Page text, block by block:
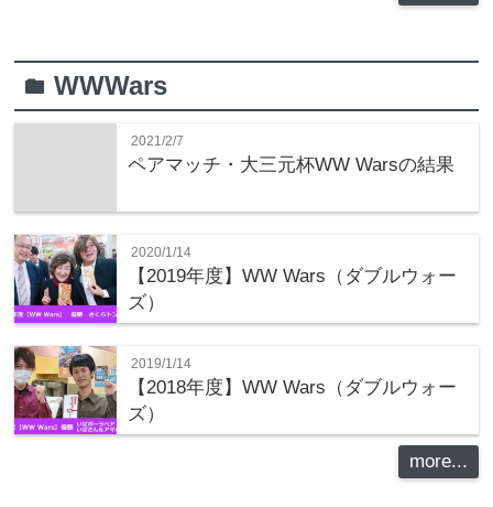
folderWWWars
2021/2/7
ペアマッチ・大三元杯WW Warsの結果
2020/1/14
【2019年度】WW Wars（ダブルウォー
ズ）
2019/1/14
【2018年度】WW Wars（ダブルウォー
ズ）
more...